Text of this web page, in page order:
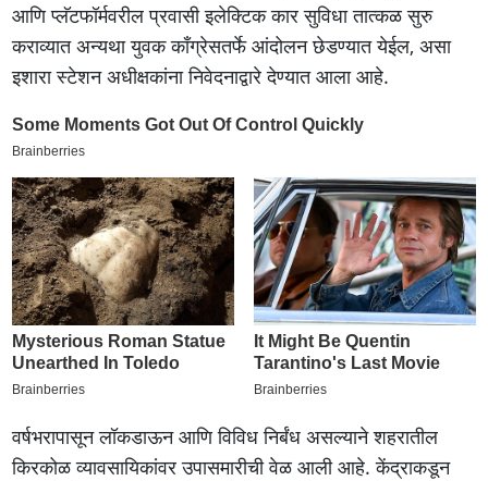
आणि प्लॅटफॉर्मवरील प्रवासी इलेक्टिक कार सुविधा तात्कळ सुरु
कराव्यात अन्यथा युवक काँग्रेसतर्फे आंदोलन छेडण्यात येईल, असा
इशारा स्‍टेशन अधीक्षकांना निवेदनाद्वारे देण्यात आला आहे.
वर्षभरापासून लॉकडाऊन आणि विविध निर्बंध असल्याने शहरातील
किरकोळ व्यावसायिकांवर उपासमारीची वेळ आली आहे. केंद्राकडून